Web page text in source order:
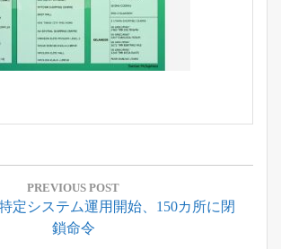
PREVIOUS POST
定システム運用開始、150カ所に閉
鎖命令